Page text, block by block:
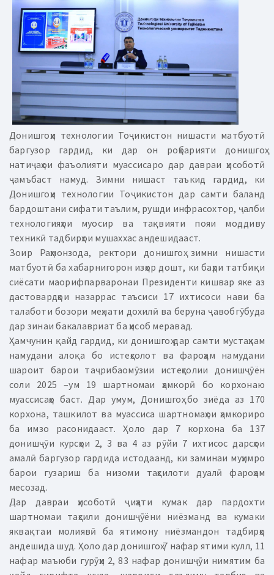
Донишгоҳи технологии Тоҷикистон нишасти матбуотӣ
баргузор гардид, ки дар он роҳбарияти донишгоҳ
натиҷаҳои фаъолияти муассисаро дар давраи ҳисоботӣ
ҷамъбаст намуд. Зимни нишаст таъкид гардид, ки
Донишгоҳи технологии Тоҷикистон дар самти баланд
бардоштани сифати таълим, рушди инфрасохтор, ҷалби
технологияҳои муосир ва тақвияти пояи моддиву
техникӣ тадбирҳои мушаххас андешидааст.
Зоир Раҳмонзода, ректори донишгоҳ зимни нишасти
матбуотӣ ба хабарнигорон изҳор дошт, ки баҳри татбиқи
сиёсати маорифпарваронаи Президенти кишвар яке аз
дастовардҳои назаррас таъсиси 17 ихтисоси нави ба
талаботи бозори меҳнати дохилӣ ва беруна ҷавобгӯбуда
дар зинаи бакалавриат ба ҳисоб меравад.
Ҳамчунин қайд гардид, ки донишгоҳ дар самти мустаҳкам
намудани алоқа бо истеҳсолот ва фароҳам намудани
шароит барои таҷрибаомӯзии истеҳсолии донишҷӯён
соли 2025 –ум 19 шартномаи ҳамкорӣ бо корхонаю
муассисаҳо баст. Дар умум, Донишгоҳ бо зиёда аз 170
корхона, ташкилот ва муассиса шартномаҳои ҳамкориро
ба имзо расонидааст. Ҳоло дар 7 корхона ба 137
донишҷӯи курсҳои 2, 3 ва 4 аз рӯйи 7 ихтисос дарсҳои
амалӣ баргузор гардида истодаанд, ки заминаи муҳимро
барои гузариш ба низоми таҳсилоти дуалӣ фароҳам
месозад.
Дар давраи ҳисоботӣ ҷиҳати кумак дар пардохти
шартномаи таҳсили донишҷӯёни ниёзманд ва кумаки
яквақтаи молиявӣ ба ятимону ниёзмандон тадбирҳо
андешида шуд. Ҳоло дар донишгоҳ 7 нафар ятими кулл, 11
нафар маъюби гурӯҳи 2, 83 нафар донишҷӯи нимятим ба